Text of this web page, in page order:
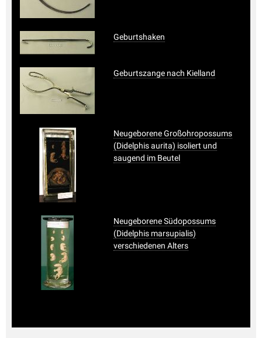
Geburtshaken
Geburtszange nach Kielland
Neugeborene Großohropossums
(Didelphis aurita) isoliert und
saugend im Beutel
Neugeborene Südopossums
(Didelphis marsupialis)
verschiedenen Alters